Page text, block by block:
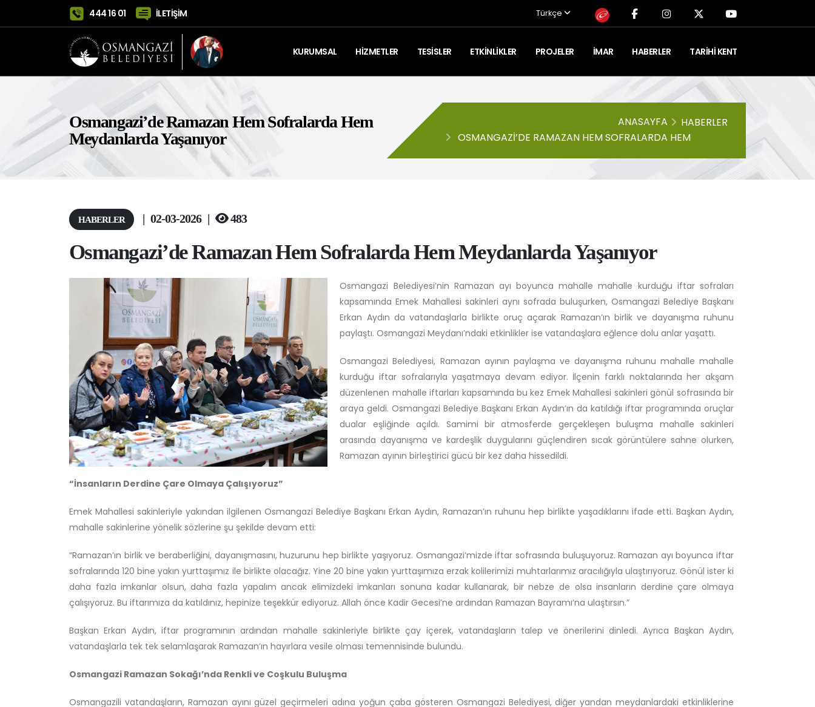
444 16 01 İLETİŞİM Türkçe
KURUMSAL HİZMETLER TESİSLER ETKİNLİKLER PROJELER İMAR HABERLER TARIHI KENT
Osmangazi’de Ramazan Hem Sofralarda Hem
Meydanlarda Yaşanıyor
ANASAYFA
HABERLER
OSMANGAZI’DE RAMAZAN HEM SOFRALARDA HEM
HABERLER | 02-03-2026 | 483
Osmangazi’de Ramazan Hem Sofralarda Hem Meydanlarda Yaşanıyor
Osmangazi Belediyesi’nin Ramazan ayı boyunca mahalle mahalle kurduğu iftar sofraları
kapsamında Emek Mahallesi sakinleri aynı sofrada buluşurken, Osmangazi Belediye Başkanı
Erkan Aydın da vatandaşlarla birlikte oruç açarak Ramazan’ın birlik ve dayanışma ruhunu
paylaştı. Osmangazi Meydanı’ndaki etkinlikler ise vatandaşlara eğlence dolu anlar yaşattı.
Osmangazi Belediyesi, Ramazan ayının paylaşma ve dayanışma ruhunu mahalle mahalle
kurduğu iftar sofralarıyla yaşatmaya devam ediyor. İlçenin farklı noktalarında her akşam
düzenlenen mahalle iftarları kapsamında bu kez Emek Mahallesi sakinleri gönül sofrasında bir
araya geldi. Osmangazi Belediye Başkanı Erkan Aydın’ın da katıldığı iftar programında oruçlar
dualar eşliğinde açıldı. Samimi bir atmosferde gerçekleşen buluşma mahalle sakinleri
arasında dayanışma ve kardeşlik duygularını güçlendiren sıcak görüntülere sahne olurken,
Ramazan ayının birleştirici gücü bir kez daha hissedildi.
“İnsanların Derdine Çare Olmaya Çalışıyoruz”
Emek Mahallesi sakinleriyle yakından ilgilenen Osmangazi Belediye Başkanı Erkan Aydın, Ramazan’ın ruhunu hep birlikte yaşadıklarını ifade etti. Başkan Aydın,
mahalle sakinlerine yönelik sözlerine şu şekilde devam etti:
“Ramazan’ın birlik ve beraberliğini, dayanışmasını, huzurunu hep birlikte yaşıyoruz. Osmangazi’mizde iftar sofrasında buluşuyoruz. Ramazan ayı boyunca iftar
sofralarında 120 bine yakın yurttaşımız ile birlikte olacağız. Yine 20 bine yakın yurttaşımıza erzak kolilerimizi muhtarlarımız aracılığıyla ulaştırıyoruz. Gönül ister ki
daha fazla imkanlar olsun, daha fazla yapalım ancak elimizdeki imkanları sonuna kadar kullanarak, bir nebze de olsa insanların derdine çare olmaya
çalışıyoruz. Bu iftarımıza da katıldınız, hepinize teşekkür ediyoruz. Allah önce Kadir Gecesi’ne ardından Ramazan Bayramı’na ulaştırsın.”
Başkan Erkan Aydın, iftar programının ardından mahalle sakinleriyle birlikte çay içerek, vatandaşların talep ve önerilerini dinledi. Ayrıca Başkan Aydın,
vatandaşlarla tek tek selamlaşarak Ramazan’ın hayırlara vesile olması temennisinde bulundu.
Osmangazi Ramazan Sokağı’nda Renkli ve Coşkulu Buluşma
Osmangazili vatandaşların, Ramazan ayını güzel geçirmeleri adına yoğun çaba gösteren Osmangazi Belediyesi, diğer yandan meydanlardaki etkinliklerine